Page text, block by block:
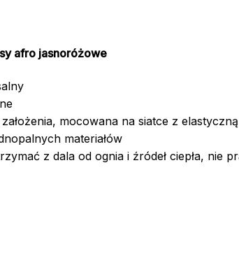
afro jasnoróżowe
mocowana na siatce z
materiałów
z dala od ognia i źródeł ciepła, nie